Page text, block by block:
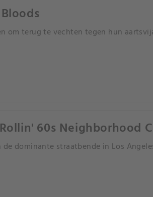
om terug te vechten tegen hun
60s Neighborhood
de dominante straatbende in Los